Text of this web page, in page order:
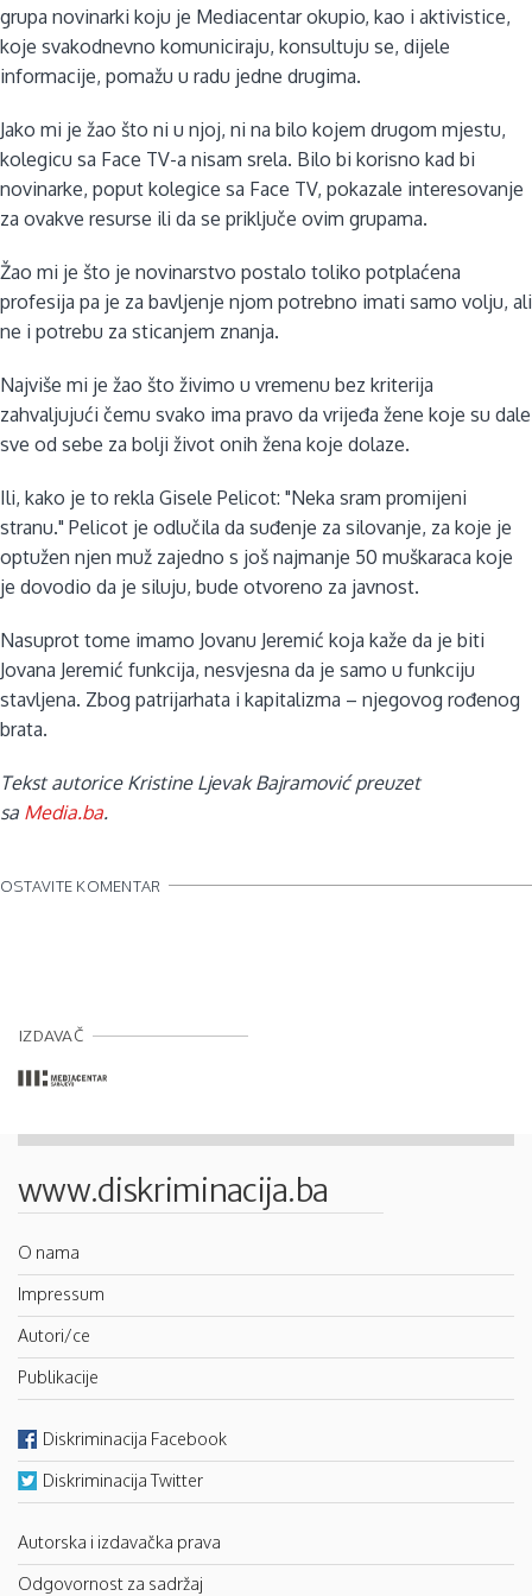
grupa novinarki koju je Mediacentar okupio, kao i aktivistice,
koje svakodnevno komuniciraju, konsultuju se, dijele
informacije, pomažu u radu jedne drugima.
Jako mi je žao što ni u njoj, ni na bilo kojem drugom mjestu,
kolegicu sa Face TV-a nisam srela. Bilo bi korisno kad bi
novinarke, poput kolegice sa Face TV, pokazale interesovanje
za ovakve resurse ili da se priključe ovim grupama.
Žao mi je što je novinarstvo postalo toliko potplaćena
profesija pa je za bavljenje njom potrebno imati samo volju, ali
ne i potrebu za sticanjem znanja.
Najviše mi je žao što živimo u vremenu bez kriterija
zahvaljujući čemu svako ima pravo da vrijeđa žene koje su dale
sve od sebe za bolji život onih žena koje dolaze.
Ili, kako je to rekla Gisele Pelicot: "Neka sram promijeni
stranu." Pelicot je odlučila da suđenje za silovanje, za koje je
optužen njen muž zajedno s još najmanje 50 muškaraca koje
je dovodio da je siluju, bude otvoreno za javnost.
Nasuprot tome imamo Jovanu Jeremić koja kaže da je biti
Jovana Jeremić funkcija, nesvjesna da je samo u funkciju
stavljena. Zbog patrijarhata i kapitalizma – njegovog rođenog
brata.
Tekst autorice Kristine Ljevak Bajramović preuzet
sa Media.ba.
OSTAVITE KOMENTAR
IZDAVAČ
www.diskriminacija.ba
O nama
Impressum
Autori/ce
Publikacije
Diskriminacija Facebook
Diskriminacija Twitter
Autorska i izdavačka prava
Odgovornost za sadržaj